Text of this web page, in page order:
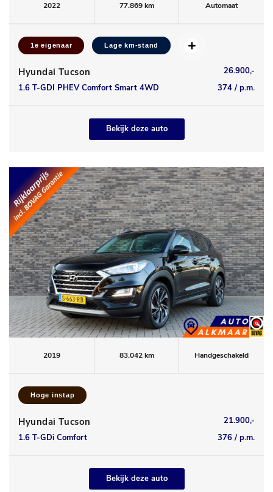
2022 77.869 km Automaat
1e eigenaar Lage km-stand
Hyundai Tucson
26.900,-
1.6 T-GDI PHEV Comfort Smart 4WD
374 / p.m.
Bekijk deze auto
2019 83.042 km Handgeschakeld
Hoge instap
Hyundai Tucson
21.900,-
1.6 T-GDi Comfort
376 / p.m.
Bekijk deze auto